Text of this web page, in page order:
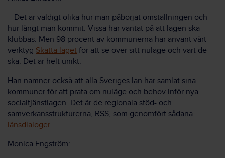
– Det är väldigt olika hur man påbörjat omställningen och
hur långt man kommit. Vissa har väntat på att lagen ska
klubbas. Men 98 procent av kommunerna har använt vårt
verktyg Skatta läget för att se över sitt nuläge och vart de
ska. Det är helt unikt.
Han nämner också att alla Sveriges län har samlat sina
kommuner för att prata om nuläge och behov inför nya
socialtjänstlagen. Det är de regionala stöd- och
samverkansstrukturerna, RSS, som genomfört sådana
länsdialoger.
Monica Engström: